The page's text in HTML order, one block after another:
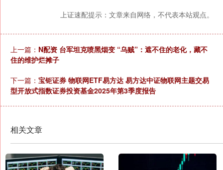
上证速配提示：文章来自网络，不代表本站观点。
上一篇： N配资 台军坦克喷黑烟变 “乌贼”：遮不住的老化，藏不
住的维护烂摊子
下一篇： 宝钜证券 物联网ETF易方达 易方达中证物联网主题交易
型开放式指数证券投资基金2025年第3季度报告
相关文章